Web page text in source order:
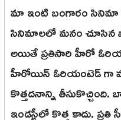
మా ఇంటి బంగారం సినిమా
సినిమాలలో మనం చూసిన
అయితే ప్రతిసారి హీరో
హీరోయిన్ ఓరియంటెడ్ గా
కొత్తదనాన్ని
ఇండస్ట్రీలో కొత్త కాదు.